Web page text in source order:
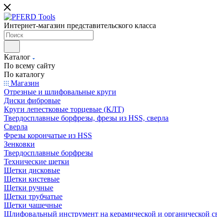
Интернет-магазин представительского класса
Каталог
По всему сайту
По каталогу
Магазин
Отрезные и шлифовальные круги
Диски фибровые
Круги лепестковые торцевые (КЛТ)
Твердосплавные борфрезы, фрезы из HSS, сверла
Сверла
Фрезы корончатые из HSS
Зенковки
Твердосплавные борфрезы
Технические щетки
Щетки дисковые
Щетки кистевые
Щетки ручные
Щетки трубчатые
Щетки чашечные
Шлифовальный инструмент на керамической и органической